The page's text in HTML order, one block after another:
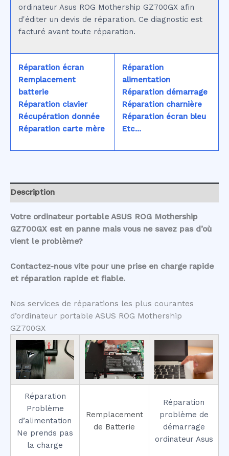
ordinateur Asus ROG Mothership GZ700GX afin
d'éditer un devis de réparation. Ce diagnostic est
facturé avant toute réparation.
Réparation écran
Remplacement
batterie
Réparation clavier
Récupération donnée
Réparation carte mère
Réparation
alimentation
Réparation démarrage
Réparation charnière
Réparation écran bleu
Etc...
Description
Votre ordinateur portable ASUS ROG Mothership
GZ700GX est en panne mais vous ne savez pas d’où
vient le problème?
Contactez-nous vite pour une prise en charge rapide
et réparation rapide et fiable.
Nos services de réparations les plus courantes
d’ordinateur portable ASUS ROG Mothership
GZ700GX
Réparation
Problème
d’alimentation
Ne prends pas
la charge
Remplacement
de Batterie
Réparation
problème de
démarrage
ordinateur Asus